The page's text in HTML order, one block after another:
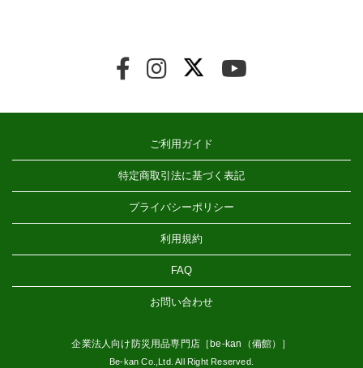
ご利用ガイド
特定商取引法に基づく表記
プライバシーポリシー
利用規約
FAQ
お問い合わせ
企業法人向け防災用品専門店［be-kan（備館）］
Be-kan Co.,Ltd. All Right Reserved.